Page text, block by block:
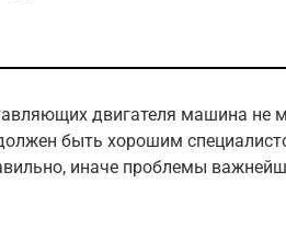
двигателя машина не
быть хорошим
иначе проблемы